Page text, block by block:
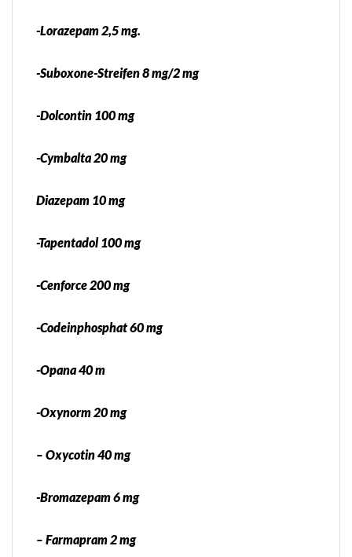
-Lorazepam 2,5 mg.
-Suboxone-Streifen 8 mg/2 mg
-Dolcontin 100 mg
-Cymbalta 20 mg
Diazepam 10 mg
-Tapentadol 100 mg
-Cenforce 200 mg
-Codeinphosphat 60 mg
-Opana 40 m
-Oxynorm 20 mg
– Oxycotin 40 mg
-Bromazepam 6 mg
– Farmapram 2 mg